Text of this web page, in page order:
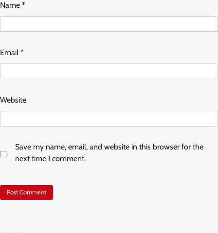
Name *
Email *
Website
Save my name, email, and website in this browser for the
next time I comment.